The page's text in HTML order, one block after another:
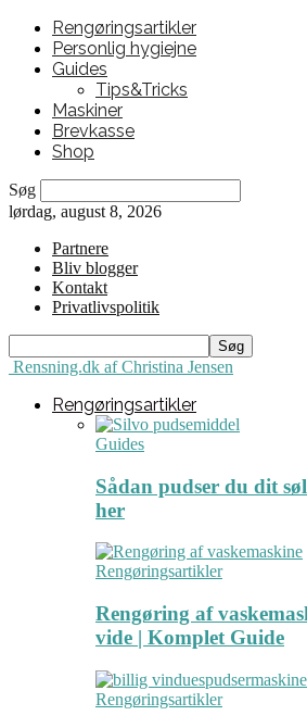
Rengøringsartikler
Personlig hygiejne
Guides
Tips&Tricks
Maskiner
Brevkasse
Shop
Søg
lørdag, august 8, 2026
Partnere
Bliv blogger
Kontakt
Privatlivspolitik
Rensning.dk af Christina Jensen
Rengøringsartikler
Guides
Sådan pudser du dit
her
Rengøringsartikler
Rengøring af
vide | Komplet Guide
Rengøringsartikler